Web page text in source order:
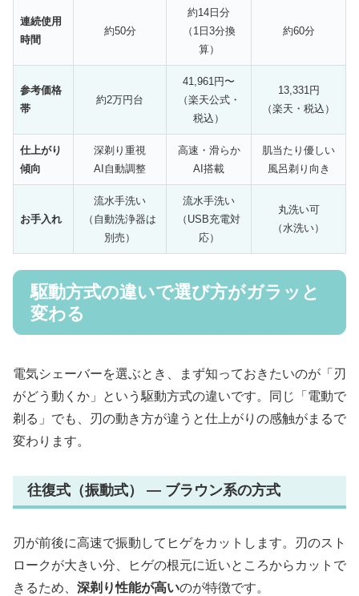
連続使用
時間
約50分
約14日分
（1日3分換
算）
約60分
参考価格
帯
約2万円台
41,961円〜
（楽天公式・
税込）
13,331円
（楽天・税込）
仕上がり
傾向
深剃り重視
AI自動調整
高速・滑らか
AI搭載
肌当たり優しい
風呂剃り向き
お手入れ
流水手洗い
（自動洗浄器は
別売）
流水手洗い
（USB充電対
応）
丸洗い可
（水洗い）
駆動方式の違いで選び方がガラッと
変わる
電気シェーバーを選ぶとき、まず知っておきたいのが「刃
がどう動くか」という駆動方式の違いです。同じ「電動で
剃る」でも、刃の動き方が違うと仕上がりの感触がまるで
変わります。
往復式（振動式） ― ブラウン系の方式
刃が前後に高速で振動してヒゲをカットします。刃のスト
ロークが大きい分、ヒゲの根元に近いところからカットで
きるため、 深剃り性能が高いのが特徴です。